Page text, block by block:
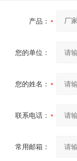
产品：
您的单位：
您的姓名：
联系电话：
常用邮箱：